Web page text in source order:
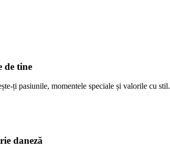
de tine
ți pasiunile, momentele speciale și valorile cu stil.
daneză